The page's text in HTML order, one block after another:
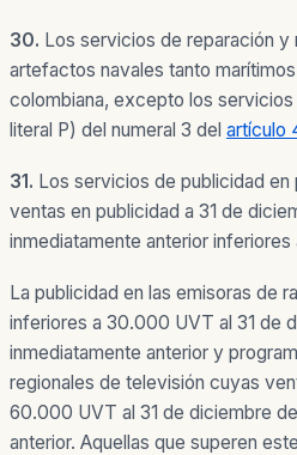
30. Los servicios de reparación y
artefactos navales tanto
colombiana, excepto los servicios
literal P) del numeral 3 del artículo
31. Los servicios de publicidad
ventas en publicidad a 31 de
inmediatamente anterior
La publicidad en las emisoras de
inferiores a 30.000 UVT al 31 de
inmediatamente anterior y
regionales de televisión cuyas
60.000 UVT al 31 de diciembre
anterior. Aquellas que superen